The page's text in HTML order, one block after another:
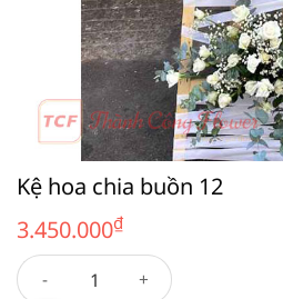
Kệ hoa chia buồn 12
3.450.000₫
Kệ hoa chia buồn 12 số lượng